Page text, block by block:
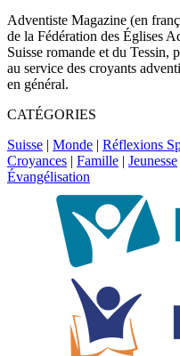
Adventiste Magazine (en
de la Fédération des Églises
Suisse romande et du Tessin,
au service des croyants
en général.
CATÉGORIES
Suisse | Monde | Réflexions
Croyances | Famille | Jeunesse
Évangélisation